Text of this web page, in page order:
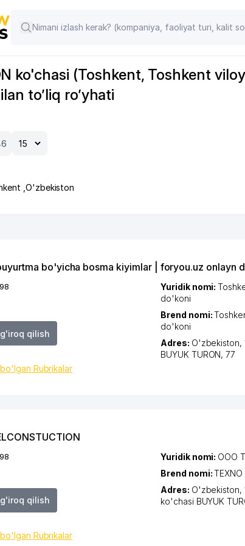
ko'chasi (Toshkent, Toshkent
to’liq ro’yhati
O'zbekiston
bo'yicha bosma kiyimlar | foryou.uz onlayn
qilish
Rubrikalar
Yuridik nomi:
do'koni
Brend nomi:
do'koni
Adres: O'zbekiston,
BUYUK TURON, 77
qilish
Rubrikalar
Yuridik nomi: ООО
Brend nomi:TEXNO
Adres: O'zbekiston,
ko'chasi BUYUK